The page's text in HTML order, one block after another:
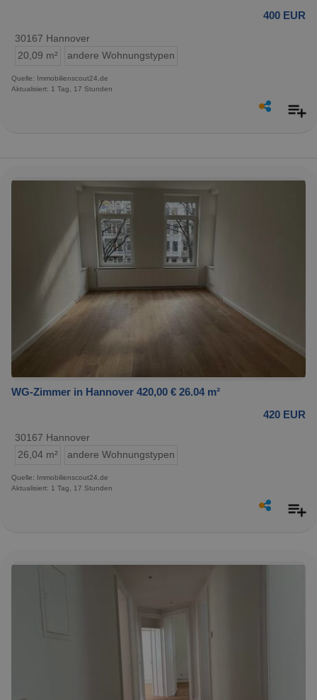
400 EUR
30167 Hannover
20,09 m²
andere Wohnungstypen
Quelle: Immobilienscout24.de
Aktualisiert: 1 Tag, 17 Stunden
WG-Zimmer in Hannover 420,00 € 26.04 m²
420 EUR
30167 Hannover
26,04 m²
andere Wohnungstypen
Quelle: Immobilienscout24.de
Aktualisiert: 1 Tag, 17 Stunden